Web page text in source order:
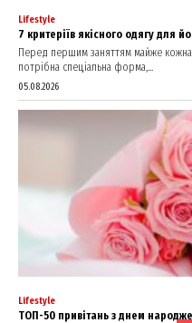
Lifestyle
7 критеріїв якісного одягу для
Перед першим заняттям майже кожна
потрібна спеціальна форма,...
05.08.2026
Lifestyle
ТОП-50 привітань з днем